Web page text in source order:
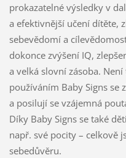
prokazatelné výsledky v
a efektivnější učení dítěte,
sebevědomí a
dokonce zvýšení IQ,
a velká slovní zásoba.
používáním Baby Signs se
a posilují se vzájemná
Díky Baby Signs se také
např. své pocity – celkově
sebedůvěru.